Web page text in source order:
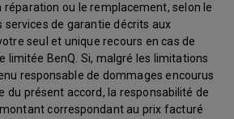
réparation ou le remplacement, selon le
services de garantie décrits aux
seul et unique recours en cas de
limitée BenQ. Si, malgré les limitations
responsable de dommages encourus
du présent accord, la responsabilité de
correspondant au prix facturé